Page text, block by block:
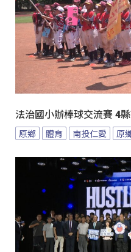
法治國小辦棒球交流賽 4
原鄉 體育 南投仁愛 原